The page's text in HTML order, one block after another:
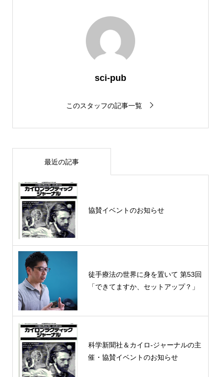
sci-pub
このスタッフの記事一覧
最近の記事
協賛イベントのお知らせ
徒手療法の世界に身を置いて 第53回
「できてますか、セットアップ？」
科学新聞社＆カイロ-ジャーナルの主
催・協賛イベントのお知らせ